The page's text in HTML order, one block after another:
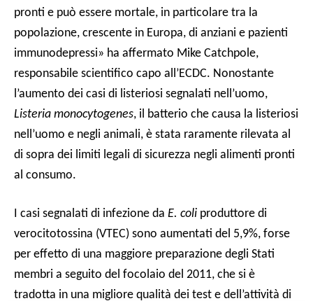
pronti e può essere mortale, in particolare tra la
popolazione, crescente in Europa, di anziani e pazienti
immunodepressi» ha affermato Mike Catchpole,
responsabile scientifico capo all’ECDC. Nonostante
l’aumento dei casi di listeriosi segnalati nell’uomo,
Listeria monocytogenes, il batterio che causa la listeriosi
nell’uomo e negli animali, è stata raramente rilevata al
di sopra dei limiti legali di sicurezza negli alimenti pronti
al consumo.
I casi segnalati di infezione da E. coli produttore di
verocitotossina (VTEC) sono aumentati del 5,9%, forse
per effetto di una maggiore preparazione degli Stati
membri a seguito del focolaio del 2011, che si è
tradotta in una migliore qualità dei test e dell’attività di